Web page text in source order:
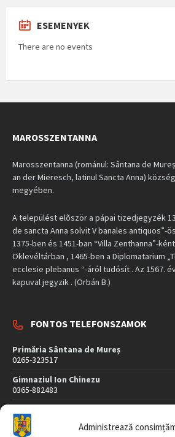
Administrează
ESEMENYEK
There are no events
MAROSSZENTANNA
Marosszentanna (románul: Sântana de
an der Mieresch, latinul Sancta Anna)
megyében.
A települést elõször a pápai tizedjegyzék
de sancta Anna solvit V banales antiquos”-
1375-ben és 1451-ban “Villa Zenthanna”-
Oklevéltárban , 1465-ben a Diplomatarium
ecclesie plebanus “-áról tudósít . Az 1567.
kapuval jegyzik . (Orbán B.)
FONTOS TELEFONSZAMOK
Primăria Sântana de Mureș
0265-323517
Gimnaziul Ion Chinezu
0365-882483
0265-323507